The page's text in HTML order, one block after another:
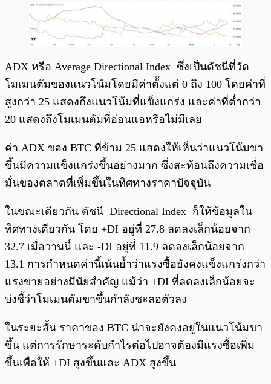
ADX หรือ Average Directional Index ซึ่งเป็นดัชนีที่วัด
โมเมนตัมของแนวโน้มโดยมีค่าตั้งแต่ 0 ถึง 100 โดยค่าที่
สูงกว่า 25 แสดงถึงแนวโน้มที่แข็งแกร่ง และค่าที่ต่ำกว่า
20 แสดงถึงโมเมนตัมที่อ่อนแอหรือไม่มีเลย
ค่า ADX ของ BTC ที่ข้าม 25 แสดงให้เห็นว่าแนวโน้มขา
ขึ้นมีความแข็งแกร่งขึ้นอย่างมาก ซึ่งสะท้อนถึงความเชื่อ
มั่นของตลาดที่เพิ่มขึ้นในทิศทางราคาปัจจุบัน
ในขณะเดียวกัน ดัชนี Directional Index ก็ให้ข้อมูลใน
ทิศทางเดียวกัน โดย +DI อยู่ที่ 27.8 ลดลงเล็กน้อยจาก
32.7 เมื่อวานนี้ และ -DI อยู่ที่ 11.9 ลดลงเล็กน้อยจาก
13.1 การกำหนดค่านี้เน้นย้ำว่าแรงซื้อยังคงแข็งแกร่งกว่า
แรงขายอย่างมีนัยสำคัญ แม้ว่า +DI ที่ลดลงเล็กน้อยจะ
บ่งชี้ว่าโมเมนตัมขาขึ้นกำลังชะลอตัวลง
ในระยะสั้น ราคาของ BTC น่าจะยังคงอยู่ในแนวโน้มขา
ขึ้น แต่การรักษาระดับกำไรต่อไปอาจต้องมีแรงซื้อเพิ่ม
ขึ้นเพื่อให้ +DI สูงขึ้นและ ADX สูงขึ้น